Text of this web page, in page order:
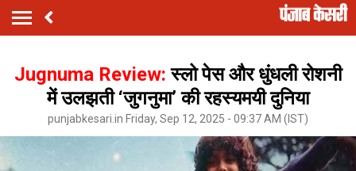
Jugnuma Review:स्लो पेस और धुंधली रोशनी
में उलझती ‘जुगनुमा’ की रहस्यमयी दुनिया
punjabkesari.in Friday, Sep 12, 2025 - 09:37 AM (IST)